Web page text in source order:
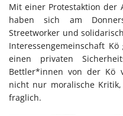
Mit einer Protestaktion der
haben sich am
Streetworker und
Interessengemeinschaft
einen privaten
Bettler*innen von der Kö
nicht nur moralische
fraglich.